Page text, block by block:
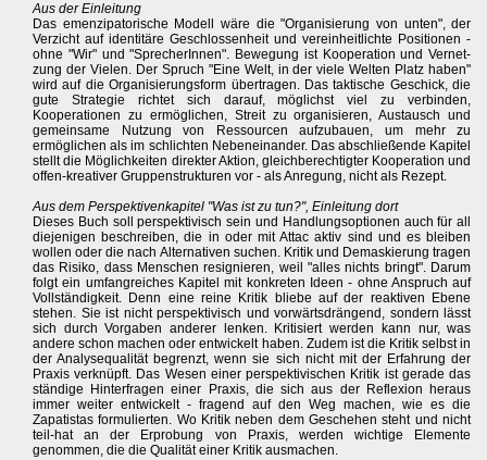
Aus der Einleitung
Das emenzipatorische Modell wäre die "Organisierung von unten", der
Verzicht auf identitäre Geschlossenheit und vereinheitlichte Positionen -
ohne "Wir" und "SprecherInnen". Bewegung ist Kooperation und Vernet-
zung der Vielen. Der Spruch "Eine Welt, in der viele Welten Platz haben"
wird auf die Organisierungsform übertragen. Das taktische Geschick, die
gute Strategie richtet sich darauf, möglichst viel zu verbinden,
Kooperationen zu ermöglichen, Streit zu organisieren, Austausch und
gemeinsame Nutzung von Ressourcen aufzubauen, um mehr zu
ermöglichen als im schlichten Nebeneinander. Das abschließende Kapitel
stellt die Möglichkeiten direkter Aktion, gleichberechtigter Kooperation und
offen-kreativer Gruppenstrukturen vor - als Anregung, nicht als Rezept.
Aus dem Perspektivenkapitel "Was ist zu tun?", Einleitung dort
Dieses Buch soll perspektivisch sein und Handlungsoptionen auch für all
diejenigen beschreiben, die in oder mit Attac aktiv sind und es bleiben
wollen oder die nach Alternativen suchen. Kritik und Demaskierung tragen
das Risiko, dass Menschen resignieren, weil "alles nichts bringt". Darum
folgt ein umfangreiches Kapitel mit konkreten Ideen - ohne Anspruch auf
Vollständigkeit. Denn eine reine Kritik bliebe auf der reaktiven Ebene
stehen. Sie ist nicht perspektivisch und vorwärtsdrängend, sondern lässt
sich durch Vorgaben anderer lenken. Kritisiert werden kann nur, was
andere schon machen oder entwickelt haben. Zudem ist die Kritik selbst in
der Analysequalität begrenzt, wenn sie sich nicht mit der Erfahrung der
Praxis verknüpft. Das Wesen einer perspektivischen Kritik ist gerade das
ständige Hinterfragen einer Praxis, die sich aus der Reflexion heraus
immer weiter entwickelt - fragend auf den Weg machen, wie es die
Zapatistas formulierten. Wo Kritik neben dem Geschehen steht und nicht
teil-hat an der Erprobung von Praxis, werden wichtige Elemente
genommen, die die Qualität einer Kritik ausmachen.